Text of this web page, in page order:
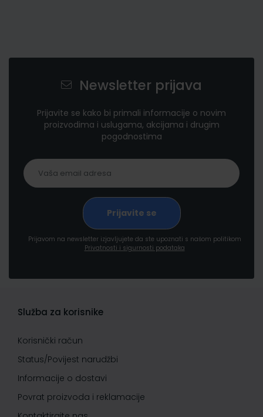
Newsletter prijava
Prijavite se kako bi primali informacije o novim
proizvodima i uslugama, akcijama i drugim
pogodnostima
Prijavom na newsletter izjavljujete da ste upoznati s našom politikom
Privatnosti i sigurnosti podataka
Služba za korisnike
Korisnički račun
Status/Povijest narudžbi
Informacije o dostavi
Povrat proizvoda i reklamacije